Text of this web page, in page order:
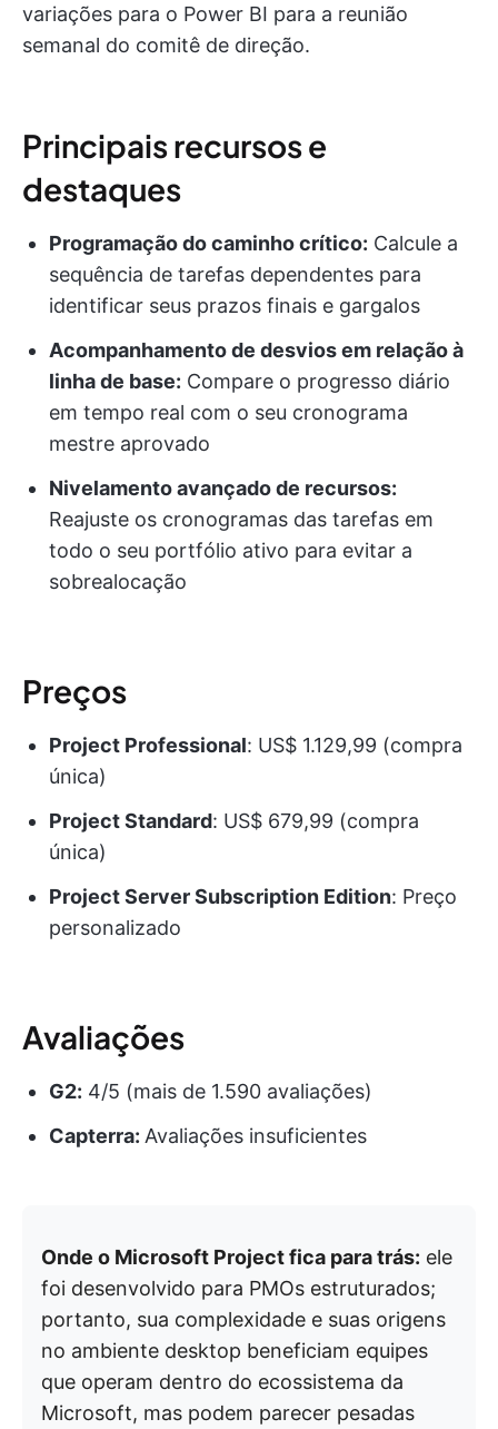
variações para o Power BI para a reunião
semanal do comitê de direção.
Principais recursos e
destaques
Programação do caminho crítico: Calcule a
sequência de tarefas dependentes para
identificar seus prazos finais e gargalos
Acompanhamento de desvios em relação à
linha de base: Compare o progresso diário
em tempo real com o seu cronograma
mestre aprovado
Nivelamento avançado de recursos:
Reajuste os cronogramas das tarefas em
todo o seu portfólio ativo para evitar a
sobrealocação
Preços
Project Professional: US$ 1.129,99 (compra
única)
Project Standard: US$ 679,99 (compra
única)
Project Server Subscription Edition: Preço
personalizado
Avaliações
G2: 4/5 (mais de 1.590 avaliações)
Capterra: Avaliações insuficientes
Onde o Microsoft Project fica para trás: ele
foi desenvolvido para PMOs estruturados;
portanto, sua complexidade e suas origens
no ambiente desktop beneficiam equipes
que operam dentro do ecossistema da
Microsoft, mas podem parecer pesadas